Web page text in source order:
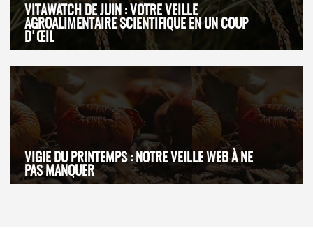
VITAWATCH DE JUIN : VOTRE VEILLE
AGROALIMENTAIRE SCIENTIFIQUE EN UN COUP
D'ŒIL
VIGIE DU PRINTEMPS : NOTRE VEILLE WEB À NE
PAS MANQUER